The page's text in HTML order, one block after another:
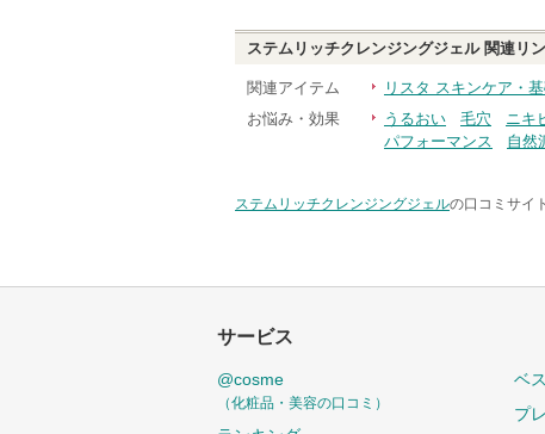
ステムリッチクレンジングジェル関連リ
関連アイテム リスタ スキンケア・
お悩み・効果
うるおい 毛穴 ニキ
パフォーマンス
自然
ステムリッチクレンジングジェルの口コミサイ
サービス
@cosme
（化粧品・美容の口コミ）
ベ
プ